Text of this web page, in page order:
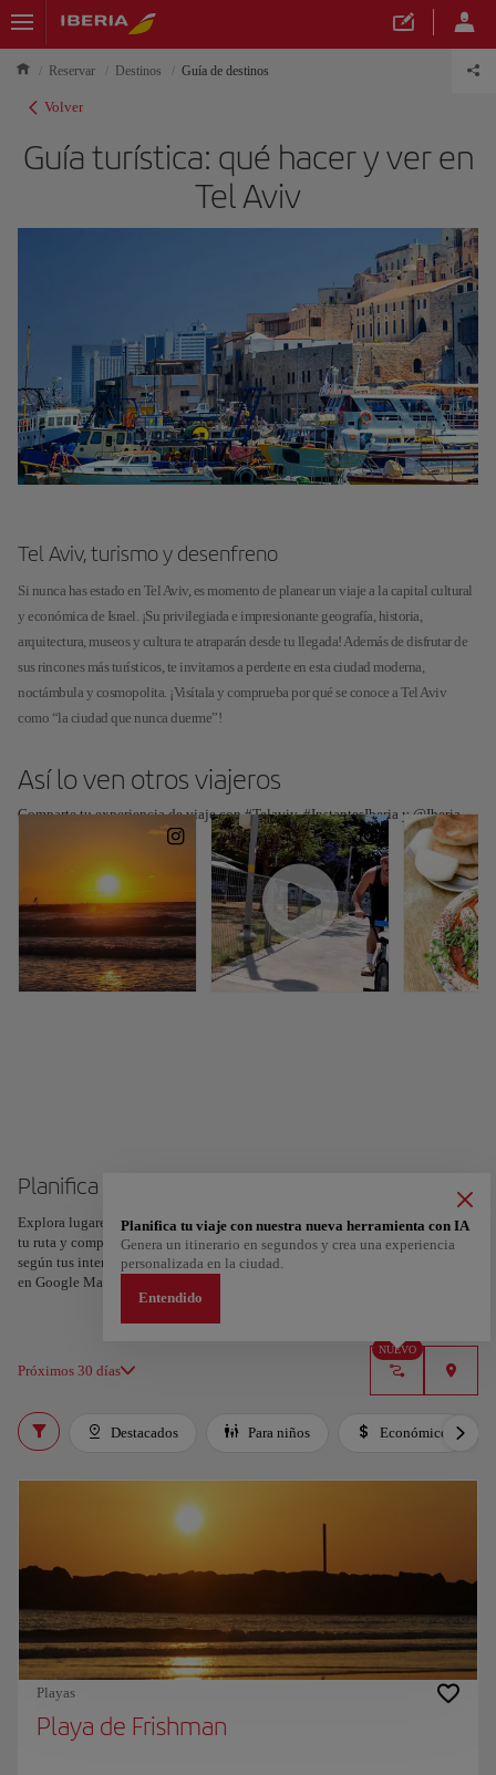
Reservar Destinos Guía de destinos
Volver
Guía turística: qué hacer y ver en
Tel Aviv
Tel Aviv, turismo y desenfreno
Si nunca has estado en Tel Aviv, es momento de planear un viaje a la capital cultural
y económica de Israel. ¡Su privilegiada e impresionante geografía, historia,
arquitectura, museos y cultura te atraparán desde tu llegada! Además de disfrutar de
sus rincones más turísticos, te invitamos a perderte en esta ciudad moderna,
noctámbula y cosmopolita. ¡Visítala y comprueba por qué se conoce a Tel Aviv
como “la ciudad que nunca duerme”!
Así lo ven otros viajeros
Comparte tu experiencia de viaje con #Telaviv, #InstantesIberia y @Iberia
Planifica tu viaje a Tel Aviv
Explora lugares, experiencias y marca con el corazón tus favoritos para crear
tu ruta y compartirla. ¿Quieres más ideas? Obtén un itinerario personalizado
según tus intereses y la duración de tu viaje: en sólo dos pasos y descargable
en Google Maps.
Próximos 30 días
NUEVO
Planifica tu viaje con nuestra nueva herramienta con IA
Genera un itinerario en segundos y crea una experiencia
personalizada en la ciudad.
Entendido
Destacados Para niños Económico
Playas
Playa de Frishman